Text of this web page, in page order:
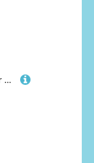
Delfin Plüschtier, Kuscheltier Weiche Gefüllte Tier Meerestier Schlafkissen Kuschelige Plüsch Spielgefährte Für Kinder(Blue,70cm/27.6in)